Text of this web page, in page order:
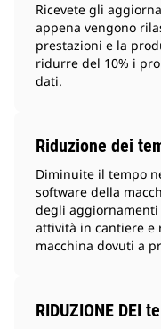
Ricevete gli
appena vengono
prestazioni e la
ridurre del 10% i
dati.
Riduzione dei
Diminuite il tempo
software della
degli
attività in cantiere e
macchina dovuti a
RIDUZIONE DEI